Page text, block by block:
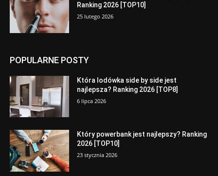
Ranking 2026 [TOP10]
25 lutego 2026
POPULARNE POSTY
Która lodówka side by side jest
najlepsza? Ranking 2026 [TOP8]
6 lipca 2026
Który powerbank jest najlepszy? Ranking
2026 [TOP10]
23 stycznia 2026